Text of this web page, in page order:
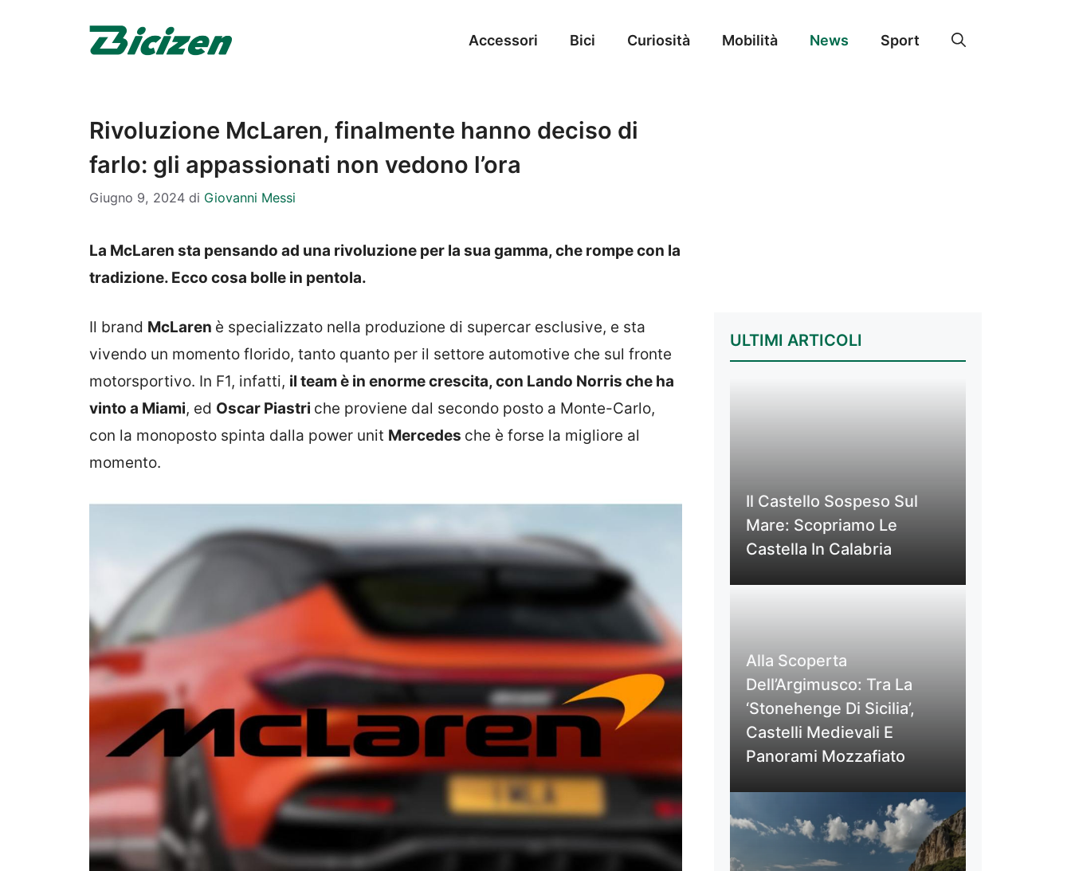
Accessori Bici Curiosità Mobilità News Sport
Rivoluzione McLaren, finalmente hanno deciso di
farlo: gli appassionati non vedono l’ora
Giugno 9, 2024 di Giovanni Messi
La McLaren sta pensando ad una rivoluzione per la sua gamma, che rompe con la
tradizione. Ecco cosa bolle in pentola.
Il brand McLaren è specializzato nella produzione di supercar esclusive, e sta
vivendo un momento florido, tanto quanto per il settore automotive che sul fronte
motorsportivo. In F1, infatti, il team è in enorme crescita, con Lando Norris che ha
vinto a Miami, ed Oscar Piastri che proviene dal secondo posto a Monte-Carlo,
con la monoposto spinta dalla power unit Mercedes che è forse la migliore al
momento.
ULTIMI ARTICOLI
Il Castello Sospeso Sul
Mare: Scopriamo Le
Castella In Calabria
Alla Scoperta
Dell’Argimusco: Tra La
‘Stonehenge Di Sicilia’,
Castelli Medievali E
Panorami Mozzafiato